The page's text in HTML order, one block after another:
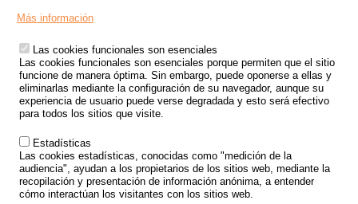
Footer
TRATAMIENTO DE DATOS PERSONALES PROCEDENTES DE
ACCIDENTES DE TRÁFICO
ESTUDIOS
CONVOCATORIA DE PROYECTOS DE ESTUDIOS
POLÍTICA DE SEGURIDAD VIAL
Outils
EVENTOS
Más información
Las cookies funcionales son esenciales
Las cookies funcionales son esenciales porque permiten que el sitio
funcione de manera óptima. Sin embargo, puede oponerse a ellas y
eliminarlas mediante la configuración de su navegador, aunque su
experiencia de usuario puede verse degradada y esto será efectivo
para todos los sitios que visite.
Estadísticas
Las cookies estadísticas, conocidas como "medición de la
audiencia", ayudan a los propietarios de los sitios web, mediante la
recopilación y presentación de información anónima, a entender
cómo interactúan los visitantes con los sitios web.